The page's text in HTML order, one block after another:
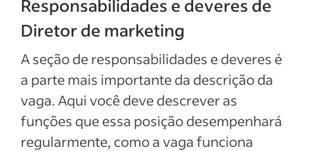
Responsabilidades e deveres de
Diretor de marketing
A seção de responsabilidades e deveres é
a parte mais importante da descrição da
vaga. Aqui você deve descrever as
funções que essa posição desempenhará
regularmente, como a vaga funciona